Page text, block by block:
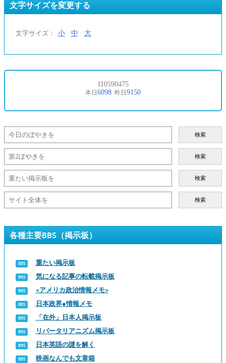
文字サイズを変更する
文字サイズ： 小 中 大
検索
検索
検索
検索
各種主要BBS（掲示板）
重たい掲示板
気になる記事の転載掲示板
<アメリカ政治情報メモ>
日本政界●情報メモ
「在外」日本人掲示板
リバータリアニズム掲示板
日本英語の謎を解く
映画なんでも文章箱